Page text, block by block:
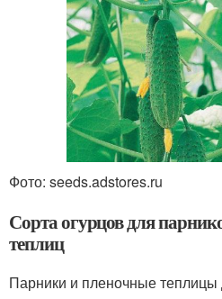
Фото: seeds.adstores.ru
Сорта огурцов для
теплиц
Парники и пленочные теплицы